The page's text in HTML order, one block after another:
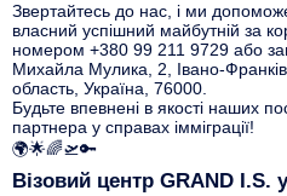
Звертайтесь до нас, і ми
власний успішний майбутній за
номером +380 99 211 9729 або
Михайла Мулика, 2, Івано-
область, Україна, 76000.
Будьте впевнені в якості наших
партнера у справах імміграції!
🌍🌟🌈🛫🔑
Візовий центр GRAND I.S.